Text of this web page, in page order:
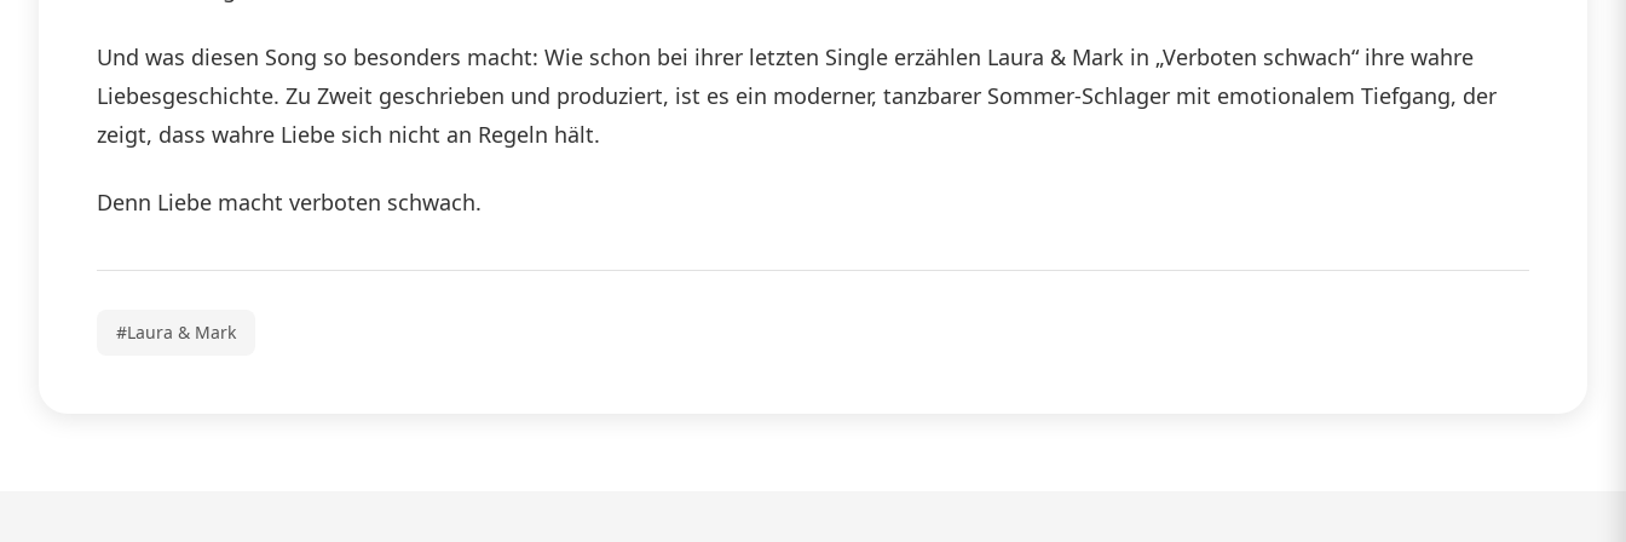
Und was diesen Song so besonders macht: Wie schon bei ihrer letzten Single erzählen Laura & Mark in „Verboten schwach“ ihre wahre
Liebesgeschichte. Zu Zweit geschrieben und produziert, ist es ein moderner, tanzbarer Sommer-Schlager mit emotionalem Tiefgang, der
zeigt, dass wahre Liebe sich nicht an Regeln hält.
Denn Liebe macht verboten schwach.
#Laura & Mark